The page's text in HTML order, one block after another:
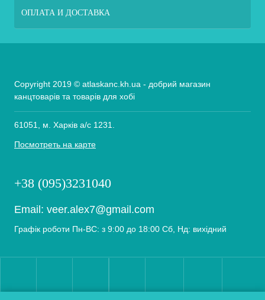
ОПЛАТА И ДОСТАВКА
Copyright 2019 © atlaskanc.kh.ua - добрий магазин
канцтоварів та товарів для хобі
61051, м. Харків а/с 1231.
Посмотреть на карте
+38 (095)3231040
Email: veer.alex7@gmail.com
Графік роботи Пн-ВС: з 9:00 до 18:00 Сб, Нд: вихідний